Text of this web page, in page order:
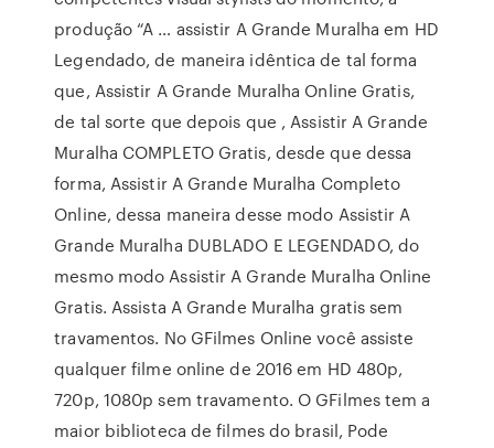
produção “A … assistir A Grande Muralha em HD
Legendado, de maneira idêntica de tal forma
que, Assistir A Grande Muralha Online Gratis,
de tal sorte que depois que , Assistir A Grande
Muralha COMPLETO Gratis, desde que dessa
forma, Assistir A Grande Muralha Completo
Online, dessa maneira desse modo Assistir A
Grande Muralha DUBLADO E LEGENDADO, do
mesmo modo Assistir A Grande Muralha Online
Gratis. Assista A Grande Muralha gratis sem
travamentos. No GFilmes Online você assiste
qualquer filme online de 2016 em HD 480p,
720p, 1080p sem travamento. O GFilmes tem a
maior biblioteca de filmes do brasil, Pode